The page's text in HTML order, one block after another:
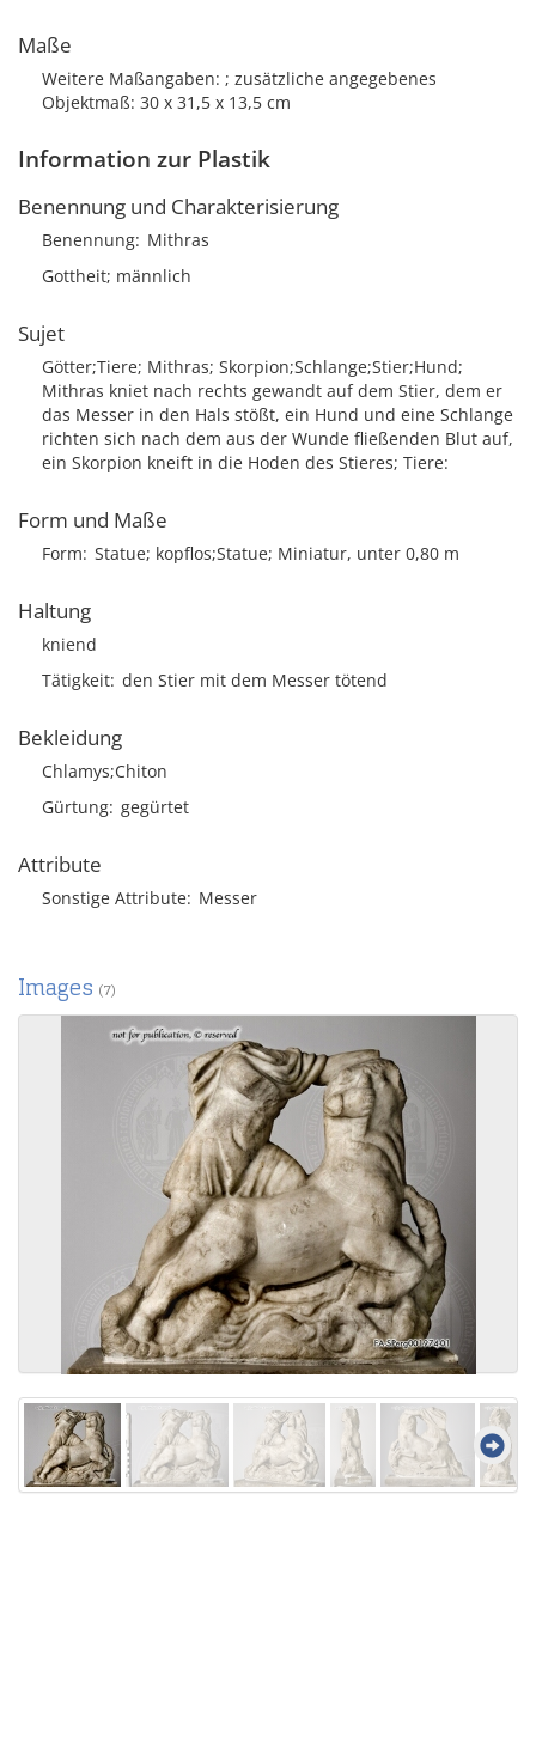
Maße
Weitere Maßangaben: ; zusätzliche angegebenes
Objektmaß: 30 x 31,5 x 13,5 cm
Information zur Plastik
Benennung und Charakterisierung
Benennung Mithras
Gottheit; männlich
Sujet
Götter;Tiere; Mithras; Skorpion;Schlange;Stier;Hund;
Mithras kniet nach rechts gewandt auf dem Stier, dem er
das Messer in den Hals stößt, ein Hund und eine Schlange
richten sich nach dem aus der Wunde fließenden Blut auf,
ein Skorpion kneift in die Hoden des Stieres; Tiere:
Form und Maße
Form Statue; kopflos;Statue; Miniatur, unter 0,80 m
Haltung
kniend
Tätigkeit den Stier mit dem Messer tötend
Bekleidung
Chlamys;Chiton
Gürtung gegürtet
Attribute
Sonstige Attribute Messer
Images (7)